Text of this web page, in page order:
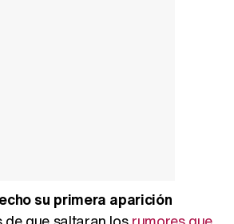
su primera aparición